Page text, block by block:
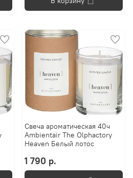
Свеча ароматическая 40ч
Ambientair The Olphactory
Heaven Белый лотос
1 790 р.